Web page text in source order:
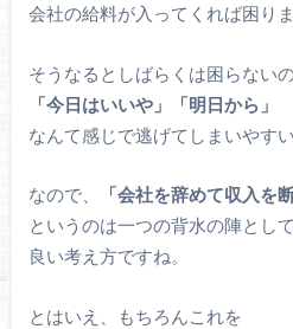
会社の給料が入ってくれば困り
そうなるとしばらくは困らない
「今日はいいや」「明日から」
なんて感じで逃げてしまいやす
なので、
「会社を辞めて収入を断
というのは一つの背水の陣とし
良い考え方ですね。
とはいえ、もちろんこれを